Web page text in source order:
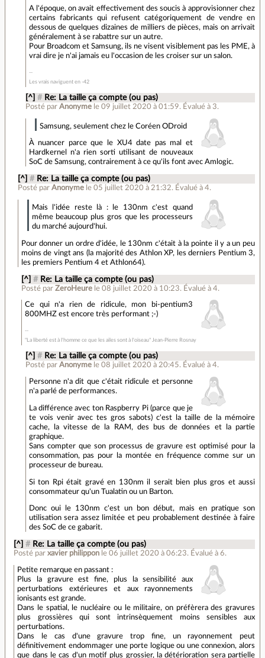
A l'époque, on avait effectivement des soucis à approvisionner chez
certains fabricants qui refusent catégoriquement de vendre en
dessous de quelques dizaines de milliers de pièces, mais on arrivait
généralement à se rabattre sur un autre.
Pour Broadcom et Samsung, ils ne visent visiblement pas les PME, à
vrai dire je n'ai jamais eu l'occasion de les croiser sur un salon.
Les vrais naviguent en -42
[^] # Re: La taille ça compte (ou pas)
Posté par Anonyme le 09 juillet 2020 à 01:59. Évalué à 3.
Samsung, seulement chez le Coréen ODroid
À nuancer parce que le XU4 date pas mal et
Hardkernel n'a rien sorti utilisant de nouveaux
SoC de Samsung, contrairement à ce qu'ils font avec Amlogic.
[^] # Re: La taille ça compte (ou pas)
Posté par Anonyme le 05 juillet 2020 à 21:32. Évalué à 4.
Mais l'idée reste là : le 130nm c'est quand
même beaucoup plus gros que les processeurs
du marché aujourd'hui.
Pour donner un ordre d'idée, le 130nm c'était à la pointe il y a un peu
moins de vingt ans (la majorité des Athlon XP, les derniers Pentium 3,
les premiers Pentium 4 et Athlon64).
[^] # Re: La taille ça compte (ou pas)
Posté parZeroHeure le 08 juillet 2020 à 10:23. Évalué à4.
Ce qui n'a rien de ridicule, mon bi-pentium3
800MHZ est encore très performant ;-)
"La liberté est à l'homme ce que les ailes sont à l'oiseau" Jean-Pierre Rosnay
[^] # Re: La taille ça compte (ou pas)
Posté par Anonyme le 08 juillet 2020 à 20:45. Évalué à 4.
Personne n'a dit que c'était ridicule et personne
n'a parlé de performances.
La différence avec ton Raspberry Pi (parce que je
te vois venir avec tes gros sabots) c'est la taille de la mémoire
cache, la vitesse de la RAM, des bus de données et la partie
graphique.
Sans compter que son processus de gravure est optimisé pour la
consommation, pas pour la montée en fréquence comme sur un
processeur de bureau.
Si ton Rpi était gravé en 130nm il serait bien plus gros et aussi
consommateur qu'un Tualatin ou un Barton.
Donc oui le 130nm c'est un bon début, mais en pratique son
utilisation sera assez limitée et peu probablement destinée à faire
des SoC de ce gabarit.
[^] # Re: La taille ça compte (ou pas)
Posté parxavier philippon le 06 juillet 2020 à 06:23. Évalué à6.
Petite remarque en passant :
Plus la gravure est fine, plus la sensibilité aux
perturbations extérieures et aux rayonnements
ionisants est grande.
Dans le spatial, le nucléaire ou le militaire, on préfèrera des gravures
plus grossières qui sont intrinsèquement moins sensibles aux
perturbations.
Dans le cas d'une gravure trop fine, un rayonnement peut
définitivement endommager une porte logique ou une connexion, alors
que dans le cas d'un motif plus grossier, la détérioration sera partielle